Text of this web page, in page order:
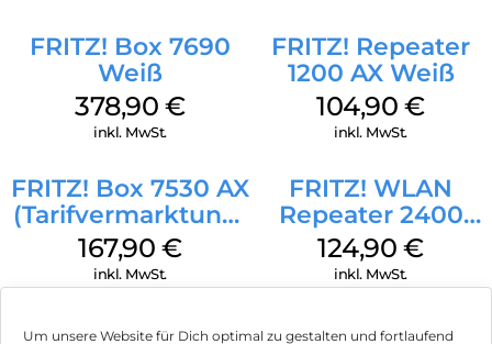
Um unsere Website für Dich optimal zu gestalten und fortlaufend
FRITZ! Box 7690
Weiß
378,90€
inkl. MwSt.
FRITZ! Repeater
1200 AX Weiß
104,90€
inkl. MwSt.
FRITZ! Box 7530 AX
(Tarifvermarktung)
Weiß
167,90€
inkl. MwSt.
FRITZ! WLAN
Repeater 2400
Weiß
124,90€
inkl. MwSt.